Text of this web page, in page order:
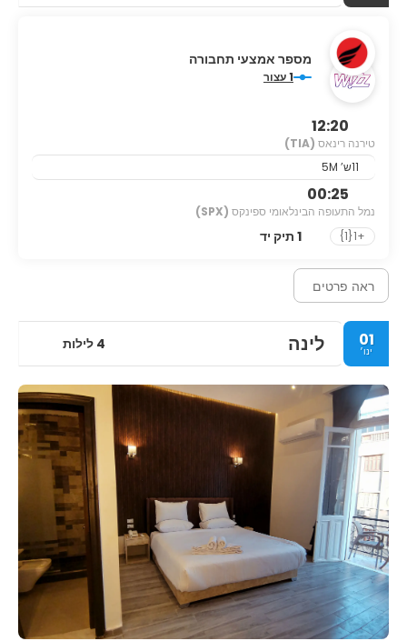
מספר אמצעי תחבורה
1 עצור
12:20
טירנה רינאס (TIA)
00:25
נמל התעופה הבינלאומי ספינקס (SPX)
+1{1}
1 תיק יד
ראה פרטים
01
ינו׳ לינה 4 לילות